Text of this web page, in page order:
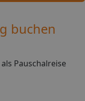
buchen
Pauschalreise